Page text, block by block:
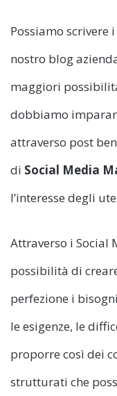
Possiamo
nostro blog
maggiori
dobbiamo
attraverso post
di Social Media
l’interesse degli
Attraverso i Social
possibilità di
perfezione i
le esigenze, le
proporre così dei
strutturati che